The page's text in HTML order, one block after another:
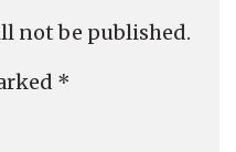
not be published.
*